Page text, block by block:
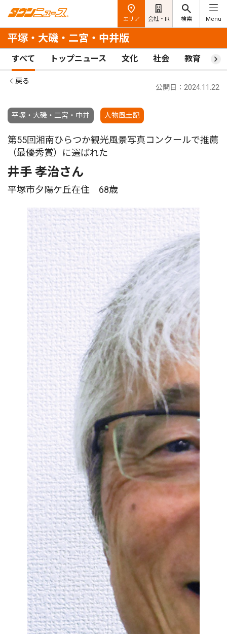
エリア 会社・IR 検索 Menu
平塚・大磯・二宮・中井版
すべて トップニュース 文化 社会 教育 ス
戻る
平塚・大磯・二宮・中井 人物風土記
公開日：2024.11.22
第55回湘南ひらつか観光風景写真コンクールで推薦
（最優秀賞）に選ばれた
井手 孝治さん
平塚市夕陽ケ丘在住 68歳